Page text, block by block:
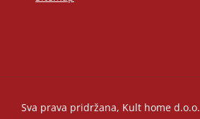
Sva prava pridržana, Kult home d.o.o.